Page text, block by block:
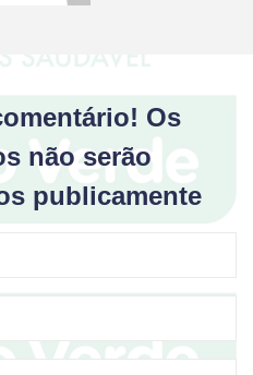
Os
não serão
publicamente